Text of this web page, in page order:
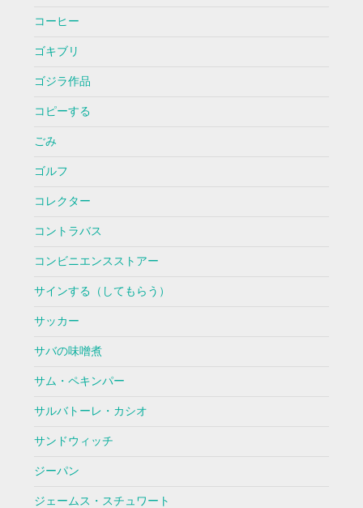
コーヒー
ゴキブリ
ゴジラ作品
コピーする
ごみ
ゴルフ
コレクター
コントラバス
コンビニエンスストアー
サインする（してもらう）
サッカー
サバの味噌煮
サム・ペキンパー
サルバトーレ・カシオ
サンドウィッチ
ジーパン
ジェームス・スチュワート